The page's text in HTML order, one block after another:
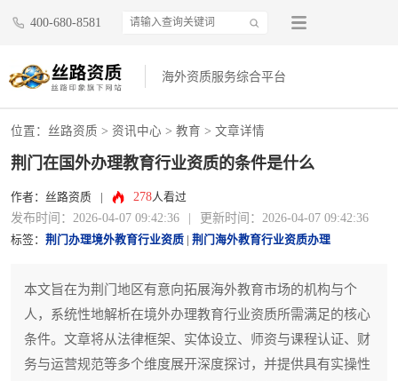
400-680-8581
海外资质服务综合平台
位置： 丝路资质 > 资讯中心 > 教育 > 文章详情
荆门在国外办理教育行业资质的条件是什么
作者：丝路资质 278人看过
发布时间：2026-04-07 09:42:36 更新时间：2026-04-07 09:42:36
标签： 荆门办理境外教育行业资质 荆门海外教育行业资质办理
本文旨在为荆门地区有意向拓展海外教育市场的机构与个
人，系统性地解析在境外办理教育行业资质所需满足的核心
条件。文章将从法律框架、实体设立、师资与课程认证、财
务与运营规范等多个维度展开深度探讨，并提供具有实操性